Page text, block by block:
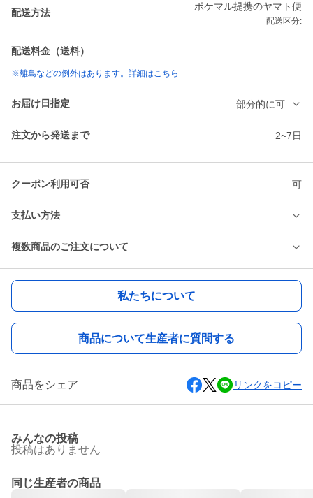
配送方法
ポケマル提携のヤマト便
配送区分:
配送料金（送料）
※離島などの例外はあります。詳細はこちら
お届け日指定 部分的に可
注文から発送まで 2~7日
クーポン利用可否 可
支払い方法
複数商品のご注文について
私たちについて
商品について生産者に質問する
商品をシェア リンクをコピー
みんなの投稿
投稿はありません
同じ生産者の商品